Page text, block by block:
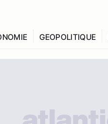
GEOPOLITIQUE